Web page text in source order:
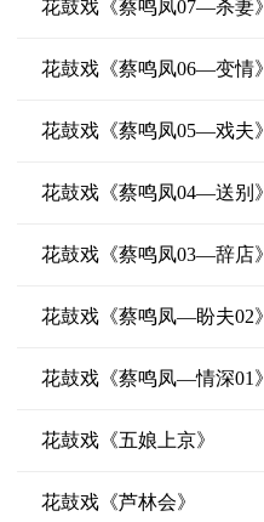
花鼓戏《蔡鸣凤07—杀妻》
花鼓戏《蔡鸣凤06—变情》
花鼓戏《蔡鸣凤05—戏夫》
花鼓戏《蔡鸣凤04—送别》
花鼓戏《蔡鸣凤03—辞店》
花鼓戏《蔡鸣凤—盼夫02》
花鼓戏《蔡鸣凤—情深01》
花鼓戏《五娘上京》
花鼓戏《芦林会》